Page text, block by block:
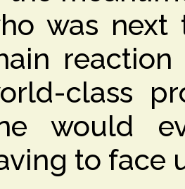
was next
class
would
to face